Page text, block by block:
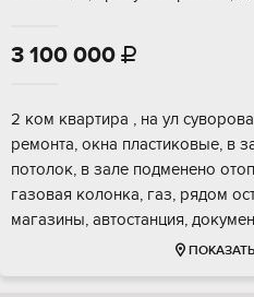
3 100 000 
2 ком квартира , на ул
ремонта, окна пластиковые, в
потолок, в зале подменено
газовая колонка, газ, рядом
магазины, автостанция,